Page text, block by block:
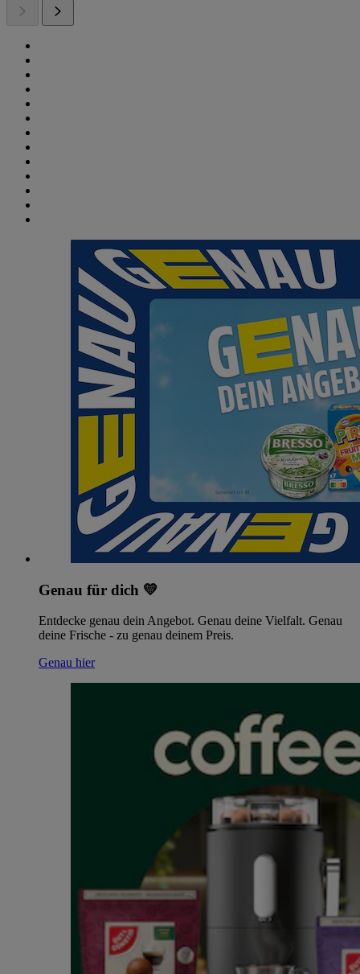
Genau für dich 💛
Entdecke genau dein Angebot. Genau deine Vielfalt. Genau
deine Frische - zu genau deinem Preis.
Genau hier